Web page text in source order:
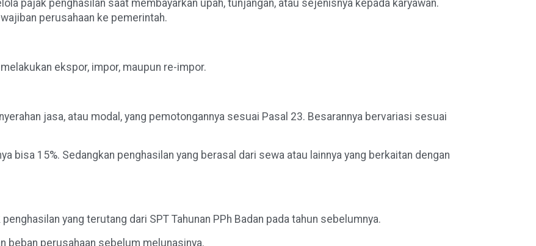
pajak penghasilan saat membayarkan upah, tunjangan, atau sejenisnya kepada karyawan.
perusahaan ke pemerintah.
ekspor, impor, maupun re-impor.
jasa, atau modal, yang pemotongannya sesuai Pasal 23. Besarannya bervariasi sesuai
bisa 15%. Sedangkan penghasilan yang berasal dari sewa atau lainnya yang berkaitan dengan
yang terutang dari SPT Tahunan PPh Badan pada tahun sebelumnya.
beban perusahaan sebelum melunasinya.